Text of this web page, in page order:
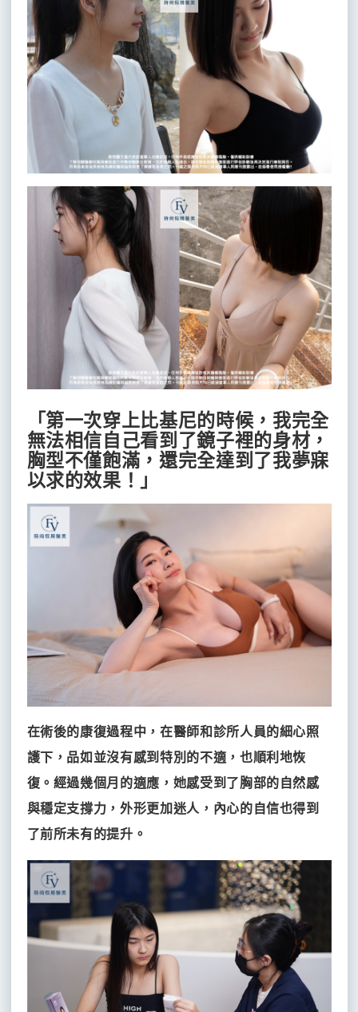
「第一次穿上比基尼的時候，我完全
無法相信自己看到了鏡子裡的身材，
胸型不僅飽滿，還完全達到了我夢寐
以求的效果！」
在術後的康復過程中，在醫師和診所人員的細心照
護下，品如並沒有感到特別的不適，也順利地恢
復。經過幾個月的適應，她感受到了胸部的自然感
與穩定支撐力，外形更加迷人，內心的自信也得到
了前所未有的提升。